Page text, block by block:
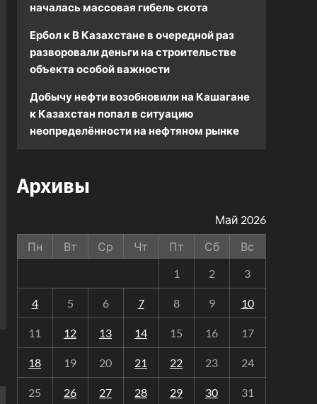
началась массовая гибель скота
Ерболк В Казахстане в очередной раз
разворовали деньги на строительстве
объекта особой важности
Добычу нефти возобновили на Кашагане
к Казахстан попал в ситуацию
неопределённости на нефтяном рынке
Архивы
Май 2026
Пн
Вт Ср Чт Пт Сб
Вс
1
2 3
4 5 6 7 8 9 10
11 12 13 14 15 16 17
18 19 20 21 22 23 24
25 26 27 28 29 30 31